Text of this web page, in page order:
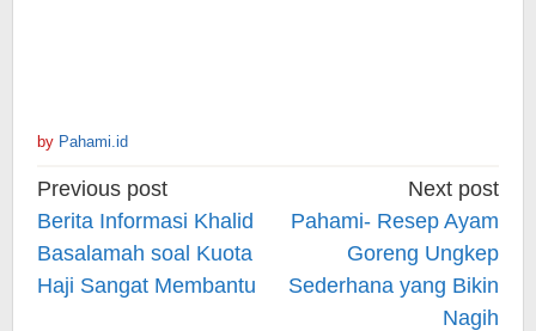
by Pahami.id
Post
navigation
Previous post
Berita Informasi Khalid
Basalamah soal Kuota
Haji Sangat Membantu
Next post
Pahami- Resep Ayam
Goreng Ungkep
Sederhana yang Bikin
Nagih